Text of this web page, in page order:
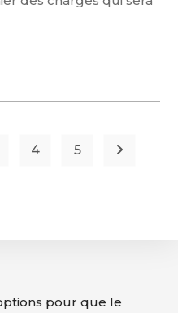
4 5
pour que le